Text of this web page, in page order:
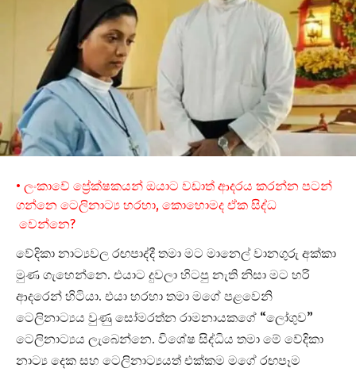
• ලංකාවේ ප්‍රේක්ෂකයන් ඔයාට වඩාත් ආදරය කරන්න පටන්
ගන්නෙ ටෙලිනාට්‍ය හරහා, කොහොමද ඒක සිද්ධ
වෙන්නෙ?
වේදිකා නාට්‍යවල රඟපාද්දී තමා මට මානෙල් වානගුරු අක්කා
මුණ ගැහෙන්නෙ. එයාට දුවලා හිටපු නැති නිසා මට හරි
ආදරෙන් හිටියා. එයා හරහා තමා මගේ පළවෙනි
ටෙලිනාට්‍යය වුණු සෝමරත්න රාමනායකගේ “ලෝගුව”
ටෙලිනාට්‍යය ලැබෙන්නෙ. විශේෂ සිද්ධිය තමා මේ වේදිකා
නාට්‍ය දෙක සහ ටෙලිනාට්‍යයත් එක්කම මගේ රඟපෑම